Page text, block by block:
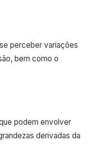
perceber variações
bem como o
podem envolver
derivadas da